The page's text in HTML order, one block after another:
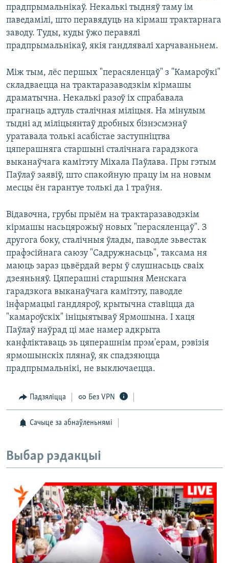
прадпрымальнікаў. Некалькі тыдняў таму ім
паведамілі, што перавядуць на кірмаш трактарнага
заводу. Туды, куды ўжо перавялі
прадпрымальнікаў, якія гандлявалі харчаваньнем.
Між тым, лёс першых "перасяленцаў" з "Камароўкі"
складваецца на трактаразаводзкім кірмашы
драматычна. Некалькі разоў іх спрабавала
прагнаць адтуль сталічная міліцыя. На мінулым
тыдні ад міліцыянтаў дробных бізнэсмэнаў
уратавала толькі асабістае заступніцтва
цяперашняга старшыні сталічнага гарадзкога
выканаўчага камітэту Міхала Паўлава. Пры гэтым
Паўлаў заявіў, што спакойную працу ім на новым
месцы ён гарантуе толькі да 1 траўня.
Відавочна, грубы прыём на трактаразаводзкім
кірмашы насьцярожыў новых "перасяленцаў". З
другога боку, сталічныя ўлады, паводле зьвестак
прафэсійнага саюзу "Садружнасьць", таксама ня
маюць зараз цьвёрдай веры ў слушнасьць сваіх
дзеяньняў. Цяперашні старшыня Менскага
гарадзкога выканаўчага камітэту, паводле
інфармацыі гандляроў, крытычна ставіцца да
"камароўскіх" ініцыятываў Ярмошына. І хаця
Паўлаў наўрад ці мае намер адкрыта
канфліктаваць зь цяперашнім прэм'ерам, рэвізія
ярмошынскіх плянаў, як спадзяюцца
прадпрымальнікі, не выключаецца.
Падзяліцца Без VPN
Сачыце за абнаўленьнямі
Выбар рэдакцыі